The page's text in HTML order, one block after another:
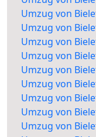
Umzug von
Umzug von
Umzug von
Umzug von
Umzug von
Umzug von
Umzug von
Umzug von
Umzug von